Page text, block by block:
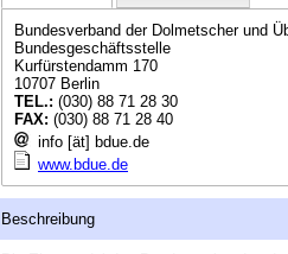
Bundesverband der Dolmetscher und
Bundesgeschäftsstelle
Kurfürstendamm 170
10707 Berlin
TEL.: (030) 88 71 28 30
FAX: (030) 88 71 28 40
info [ät] bdue.de
www.bdue.de
Beschreibung